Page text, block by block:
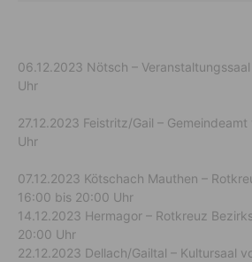
06.12.2023 Nötsch –
Uhr
27.12.2023 Feistritz/Gail –
Uhr
07.12.2023 Kötschach Mauthen –
16:00 bis 20:00 Uhr
14.12.2023 Hermagor – Rotkreuz
20:00 Uhr
22.12.2023 Dellach/Gailtal – Kultursaal